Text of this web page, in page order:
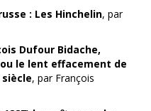
: Les Hinchelin, par
Dufour Bidache,
ou le lent effacement de
siècle, par François